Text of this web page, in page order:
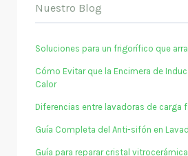
Nuestro Blog
Soluciones para un frigorífico que
Cómo Evitar que la Encimera de
Calor
Diferencias entre lavadoras de carga
Guía Completa del Anti-sifón en
Guía para reparar cristal